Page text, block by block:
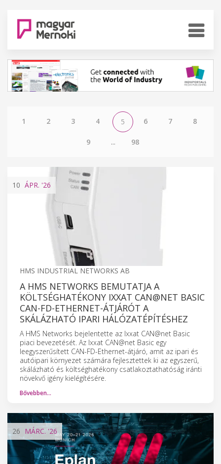
1 2 3 4 5 6 7 8
9 ... 98
10 ÁPR. '26
HMS INDUSTRIAL NETWORKS AB
A HMS NETWORKS BEMUTATJA A
KÖLTSÉGHATÉKONY IXXAT CAN@NET BASIC
CAN-FD-ETHERNET-ÁTJÁRÓT A
SKÁLÁZHATÓ IPARI HÁLÓZATÉPÍTÉSHEZ
A HMS Networks bejelentette az Ixxat CAN@net Basic
piaci bevezetését. Az Ixxat CAN@net Basic egy
leegyszerűsített CAN-FD-Ethernet-átjáró, amit az ipari és
autóipari környezet számára fejlesztettek ki az egyszerű,
skálázható és költséghatékony csatlakoztathatóság iránti
növekvő igény kielégítésére.
Bővebben…
26 MÁRC. '26